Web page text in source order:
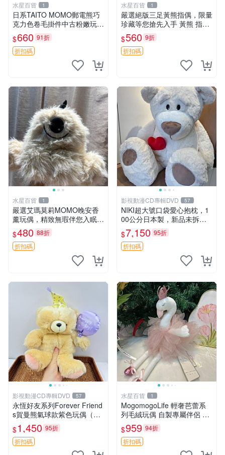
水星百貨 1
日系TAITO MOMO郵電熊巧
克力色卷毛掛件中古粉嫩玩偶
微瑕推薦 postpet momo 郵
電熊 中古玩偶
$660 91折
折扣碼
水星百貨 1
嚴選絕版三足黃熊指偶，限量
珍藏等您搶先入手 黃熊 指偶
珍藏品
$560 9折
折扣碼
水星百貨 1
嚴選艾瑪莫莉MOMO晚安香
薰玩偶，精致無瑕伴您入眠
晚安精靈 香薰玩具 玩偶收藏
$480 88折
折扣碼
影視動漫CD專輯DVD 57
NIKI超大號口袋愛心抱枕，1
00公分日本製，新品未拆封
胖嘟嘟收藏推薦 愛心抱枕 日
本 抱枕
$7,150 95折
折扣碼
影視動漫CD專輯DVD 57
永恆好友系列Forever Friend
s賀曼熊氣球款紫色玩偶（鼻
子稍有磨損） 中古玩具 氣球
熊 玩偶
$1,450 95折
折扣碼
水星百貨 1
MogomogoLife 輕奢芭蕾系
列毛絨玩偶 自製專屬伴侶 帶
標牌全新成色 芭蕾系列 毛絨
玩偶 安撫玩具 新款上架
$959 94折
折扣碼